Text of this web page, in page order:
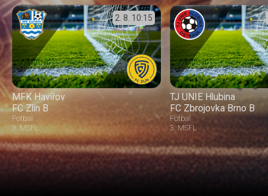
2. 8. 10:15
MFK Havířov
FC Zlín B
Fotbal
3. MSFL
TJ UNIE Hlubina
FC Zbrojovka Brno B
Fotbal
3. MSFL